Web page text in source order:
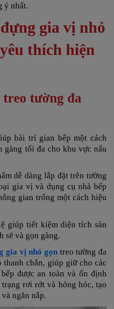
ý nhất.
gia vị nhỏ
thích hiện
treo tường đa
bài trí gian bếp một cách
gàng tối đa cho khu vực nấu
dễ dàng lắp đặt trên tường
gia vị và dụng cụ nhà bếp
gian trống một cách hiệu
giúp tiết kiệm diện tích sàn
sẽ và gọn gàng.
gia vị nhỏ gọn treo tường đa
chắn, giúp giữ cho các
được an toàn và ổn định
rơi rớt và hỏng hóc, tạo
ngăn nắp.